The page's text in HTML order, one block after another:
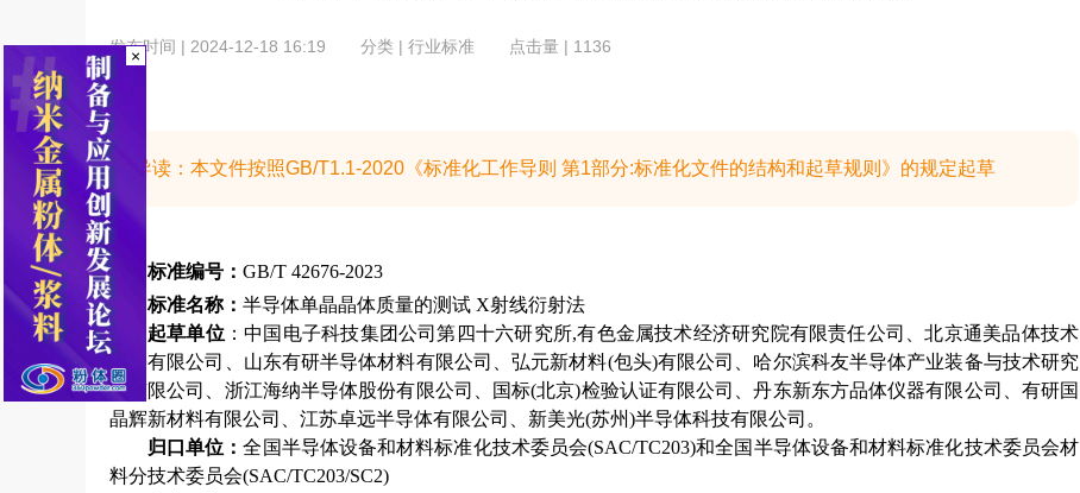
发布时间 | 2024-12-18 16:19 分类 | 行业标准 点击量 | 1136
导读：本文件按照GB/T1.1-2020《标准化工作导则 第1部分:标准化文件的结构和起草规则》的规定起草
标准编号： GB/T 42676-2023
标准名称： 半导体单晶晶体质量的测试 X射线衍射法
起草单位：中国电子科技集团公司第四十六研究所,有色金属技术经济研究院有限责任公司、北京通美品体技术
股份有限公司、山东有研半导体材料有限公司、弘元新材料(包头)有限公司、哈尔滨科友半导体产业装备与技术研究
院有限公司、浙江海纳半导体股份有限公司、国标(北京)检验认证有限公司、丹东新东方品体仪器有限公司、有研国
晶辉新材料有限公司、江苏卓远半导体有限公司、新美光(苏州)半导体科技有限公司。
归口单位：全国半导体设备和材料标准化技术委员会(SAC/TC203)和全国半导体设备和材料标准化技术委员会材
料分技术委员会(SAC/TC203/SC2)
×